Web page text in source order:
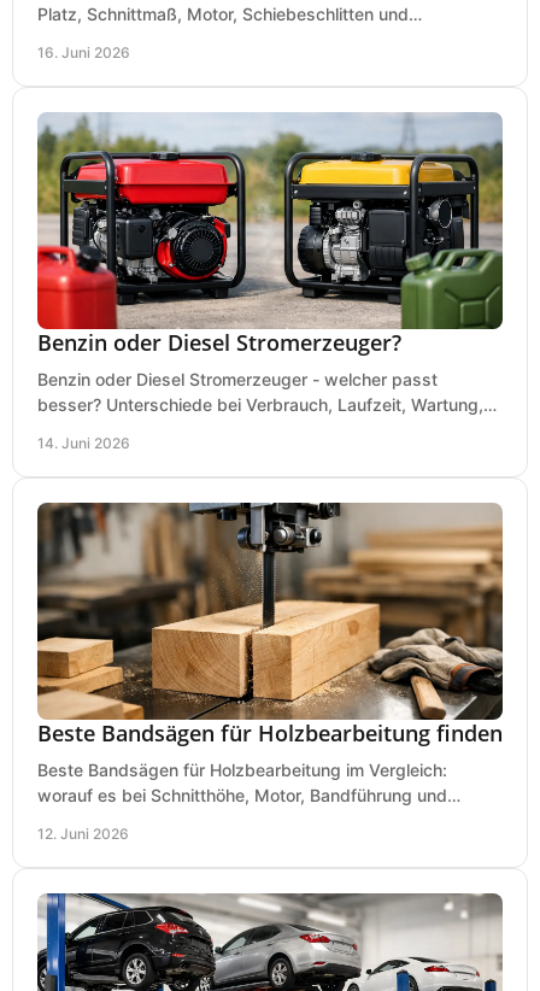
Platz, Schnittmaß, Motor, Schiebeschlitten und
16. Juni 2026
Benzin oder Diesel Stromerzeuger?
Benzin oder Diesel Stromerzeuger - welcher passt
besser? Unterschiede bei Verbrauch, Laufzeit, Wartung,
14. Juni 2026
Beste Bandsägen für Holzbearbeitung finden
Beste Bandsägen für Holzbearbeitung im Vergleich:
worauf es bei Schnitthöhe, Motor, Bandführung und
12. Juni 2026